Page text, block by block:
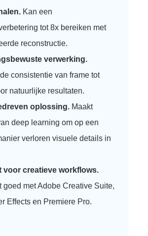
Kan een
tot 8x bereiken met
reconstructie.
verwerking.
consistentie van frame tot
natuurlijke resultaten.
oplossing. Maakt
deep learning om op een
verloren visuele details in
voor creatieve workflows.
goed met Adobe Creative Suite,
Effects en Premiere Pro.